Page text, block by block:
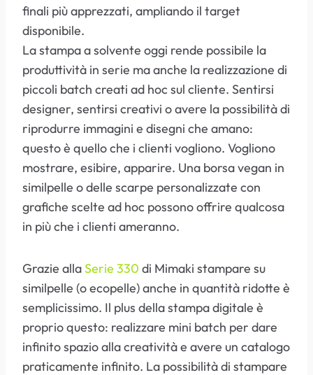
finali più apprezzati, ampliando il target
disponibile.
La stampa a solvente oggi rende possibile la
produttività in serie ma anche la realizzazione di
piccoli batch creati ad hoc sul cliente. Sentirsi
designer, sentirsi creativi o avere la possibilità di
riprodurre immagini e disegni che amano:
questo è quello che i clienti vogliono. Vogliono
mostrare, esibire, apparire. Una borsa vegan in
similpelle o delle scarpe personalizzate con
grafiche scelte ad hoc possono offrire qualcosa
in più che i clienti ameranno.
Grazie allaSerie 330 di Mimaki stampare su
similpelle (o ecopelle) anche in quantità ridotte è
semplicissimo. Il plus della stampa digitale è
proprio questo: realizzare mini batch per dare
infinito spazio alla creatività e avere un catalogo
praticamente infinito. La possibilità di stampare